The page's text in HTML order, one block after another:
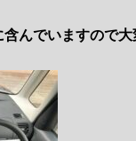
んでいますので